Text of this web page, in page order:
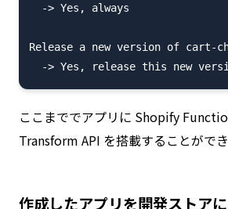
  -> Yes, always
Release a new version of cart-
ここまででアプリに Shopify
Transform API を搭載することができ
作成したアプリを開発ストア